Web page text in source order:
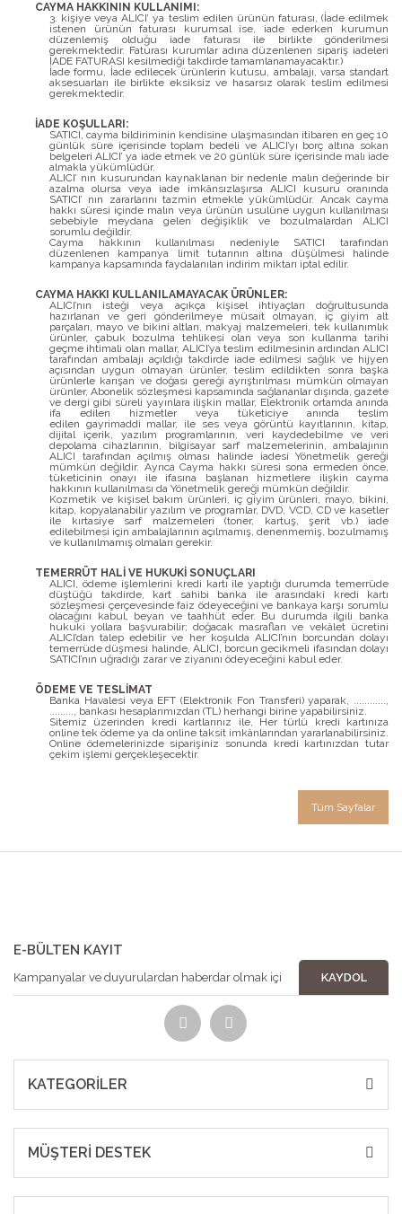
CAYMA HAKKININ KULLANIMI:
3. kişiye veya ALICI’ ya teslim edilen ürünün faturası, (İade edilmek
istenen ürünün faturası kurumsal ise, iade ederken kurumun
düzenlemiş olduğu iade faturası ile birlikte gönderilmesi
gerekmektedir. Faturası kurumlar adına düzenlenen sipariş iadeleri
İADE FATURASI kesilmediği takdirde tamamlanamayacaktır.)
İade formu, İade edilecek ürünlerin kutusu, ambalajı, varsa standart
aksesuarları ile birlikte eksiksiz ve hasarsız olarak teslim edilmesi
gerekmektedir.
İADE KOŞULLARI:
SATICI, cayma bildiriminin kendisine ulaşmasından itibaren en geç 10
günlük süre içerisinde toplam bedeli ve ALICI’yı borç altına sokan
belgeleri ALICI’ ya iade etmek ve 20 günlük süre içerisinde malı iade
almakla yükümlüdür.
ALICI’ nın kusurundan kaynaklanan bir nedenle malın değerinde bir
azalma olursa veya iade imkânsızlaşırsa ALICI kusuru oranında
SATICI’ nın zararlarını tazmin etmekle yükümlüdür. Ancak cayma
hakkı süresi içinde malın veya ürünün usulüne uygun kullanılması
sebebiyle meydana gelen değişiklik ve bozulmalardan ALICI
sorumlu değildir.
Cayma hakkının kullanılması nedeniyle SATICI tarafından
düzenlenen kampanya limit tutarının altına düşülmesi halinde
kampanya kapsamında faydalanılan indirim miktarı iptal edilir.
CAYMA HAKKI KULLANILAMAYACAK ÜRÜNLER:
ALICI’nın isteği veya açıkça kişisel ihtiyaçları doğrultusunda
hazırlanan ve geri gönderilmeye müsait olmayan, iç giyim alt
parçaları, mayo ve bikini altları, makyaj malzemeleri, tek kullanımlık
ürünler, çabuk bozulma tehlikesi olan veya son kullanma tarihi
geçme ihtimali olan mallar, ALICI’ya teslim edilmesinin ardından ALICI
tarafından ambalajı açıldığı takdirde iade edilmesi sağlık ve hijyen
açısından uygun olmayan ürünler, teslim edildikten sonra başka
ürünlerle karışan ve doğası gereği ayrıştırılması mümkün olmayan
ürünler, Abonelik sözleşmesi kapsamında sağlananlar dışında, gazete
ve dergi gibi süreli yayınlara ilişkin mallar, Elektronik ortamda anında
ifa edilen hizmetler veya tüketiciye anında teslim
edilen gayrimaddi mallar, ile ses veya görüntü kayıtlarının, kitap,
dijital içerik, yazılım programlarının, veri kaydedebilme ve veri
depolama cihazlarının, bilgisayar sarf malzemelerinin, ambalajının
ALICI tarafından açılmış olması halinde iadesi Yönetmelik gereği
mümkün değildir. Ayrıca Cayma hakkı süresi sona ermeden önce,
tüketicinin onayı ile ifasına başlanan hizmetlere ilişkin cayma
hakkının kullanılması da Yönetmelik gereği mümkün değildir.
Kozmetik ve kişisel bakım ürünleri, iç giyim ürünleri, mayo, bikini,
kitap, kopyalanabilir yazılım ve programlar, DVD, VCD, CD ve kasetler
ile kırtasiye sarf malzemeleri (toner, kartuş, şerit vb.) iade
edilebilmesi için ambalajlarının açılmamış, denenmemiş, bozulmamış
ve kullanılmamış olmaları gerekir.
TEMERRÜT HALİ VE HUKUKİ SONUÇLARI
ALICI, ödeme işlemlerini kredi kartı ile yaptığı durumda temerrüde
düştüğü takdirde, kart sahibi banka ile arasındaki kredi kartı
sözleşmesi çerçevesinde faiz ödeyeceğini ve bankaya karşı sorumlu
olacağını kabul, beyan ve taahhüt eder. Bu durumda ilgili banka
hukuki yollara başvurabilir; doğacak masrafları ve vekâlet ücretini
ALICI’dan talep edebilir ve her koşulda ALICI’nın borcundan dolayı
temerrüde düşmesi halinde, ALICI, borcun gecikmeli ifasından dolayı
SATICI’nın uğradığı zarar ve ziyanını ödeyeceğini kabul eder.
ÖDEME VE TESLİMAT
Banka Havalesi veya EFT (Elektronik Fon Transferi) yaparak, ............,
........., bankası hesaplarımızdan (TL) herhangi birine yapabilirsiniz.
Sitemiz üzerinden kredi kartlarınız ile, Her türlü kredi kartınıza
online tek ödeme ya da online taksit imkânlarından yararlanabilirsiniz.
Online ödemelerinizde siparişiniz sonunda kredi kartınızdan tutar
çekim işlemi gerçekleşecektir.
Tüm Sayfalar
E-BÜLTEN KAYIT
KAYDOL
KATEGORİLER
MÜŞTERİ DESTEK